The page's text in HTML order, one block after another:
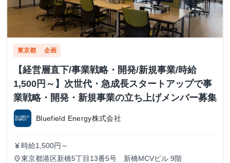
東京都 企画
【経営層直下/事業戦略・開発/新規事業/時給
1,500円～】次世代・急成長スタートアップで事
業戦略・開発・新規事業の立ち上げメンバー募集
Bluefield Energy株式会社
currency_yen 時給1,500円～
place東京都港区新橋5丁目13番5号 新橋MCVビル 9階